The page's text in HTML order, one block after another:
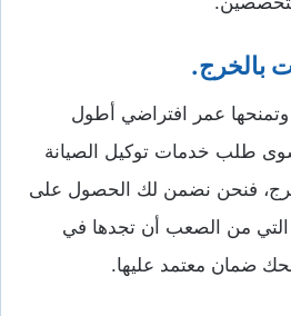
بالخرج.
وتمنحها عمر افتراضي أطول
طلب خدمات توكيل الصيانة
فنحن نضمن لك الحصول على
التي من الصعب أن تجدها في
ضمان معتمد عليها.